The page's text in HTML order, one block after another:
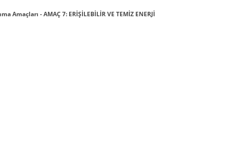
Amaçları - AMAÇ 7: ERİŞİLEBİLİR VE TEMİZ ENERJİ